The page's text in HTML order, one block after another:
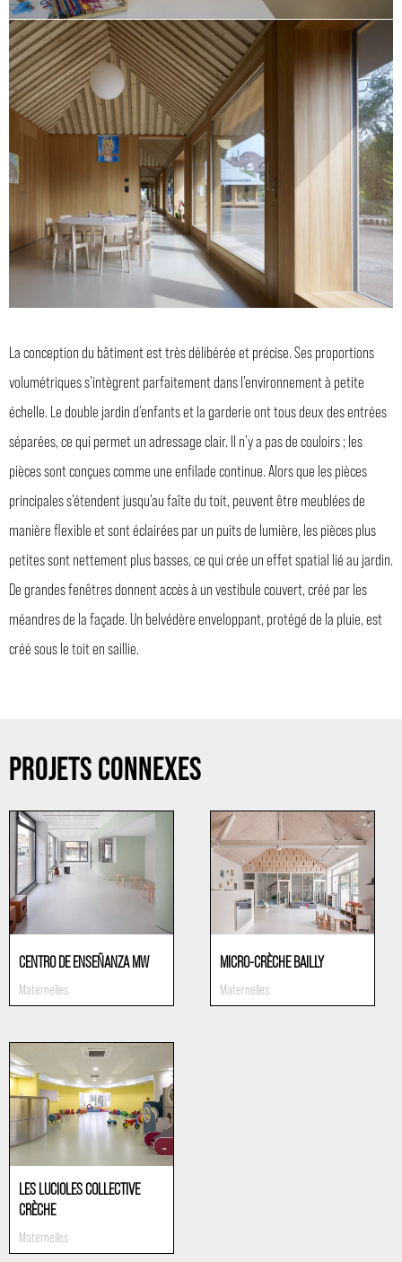
La conception du bâtiment est très délibérée et précise. Ses proportions
volumétriques s’intègrent parfaitement dans l’environnement à petite
échelle. Le double jardin d’enfants et la garderie ont tous deux des entrées
séparées, ce qui permet un adressage clair. Il n’y a pas de couloirs ; les
pièces sont conçues comme une enfilade continue. Alors que les pièces
principales s’étendent jusqu’au faîte du toit, peuvent être meublées de
manière flexible et sont éclairées par un puits de lumière, les pièces plus
petites sont nettement plus basses, ce qui crée un effet spatial lié au jardin.
De grandes fenêtres donnent accès à un vestibule couvert, créé par les
méandres de la façade. Un belvédère enveloppant, protégé de la pluie, est
créé sous le toit en saillie.
PROJETS CONNEXES
CENTRO DE ENSEÑANZA MW
Maternelles
MICRO-CRÈCHE BAILLY
Maternelles
LES LUCIOLES COLLECTIVE
CRÈCHE
Maternelles